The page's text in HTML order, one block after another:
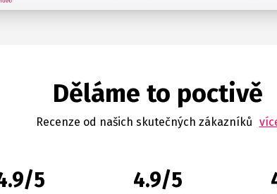
Děláme to poctivě
Recenze od našich skutečných zákazníků
5 4.9/5